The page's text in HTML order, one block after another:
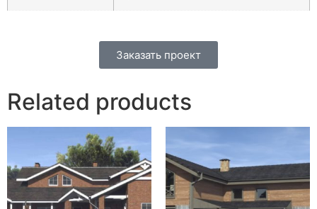
Заказать проект
Related products